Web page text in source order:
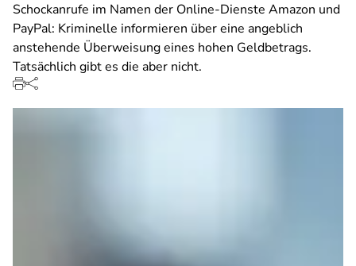
Schockanrufe im Namen der Online-Dienste Amazon und
PayPal: Kriminelle informieren über eine angeblich
anstehende Überweisung eines hohen Geldbetrags.
Tatsächlich gibt es die aber nicht.